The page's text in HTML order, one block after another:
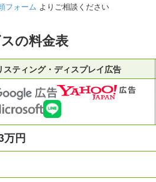
フォーム よりご相談ください
の料金表
スティング・ディスプレイ広告
万円